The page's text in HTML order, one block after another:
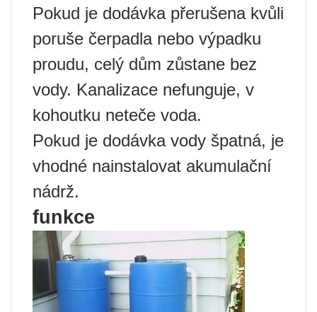
Pokud je dodávka přerušena kvůli
poruše čerpadla nebo výpadku
proudu, celý dům zůstane bez
vody. Kanalizace nefunguje, v
kohoutku neteče voda.
Pokud je dodávka vody špatná, je
vhodné nainstalovat akumulační
nádrž.
funkce